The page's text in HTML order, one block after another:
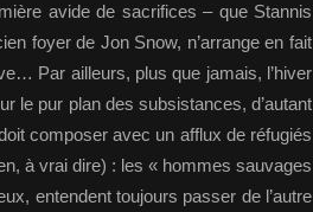
avide de sacrifices – que Stannis
foyer de Jon Snow, n’arrange en fait
Par ailleurs, plus que jamais, l’hiver
le pur plan des subsistances, d’autant
composer avec un afflux de réfugiés
à vrai dire) : les « hommes sauvages
entendent toujours passer de l’autre